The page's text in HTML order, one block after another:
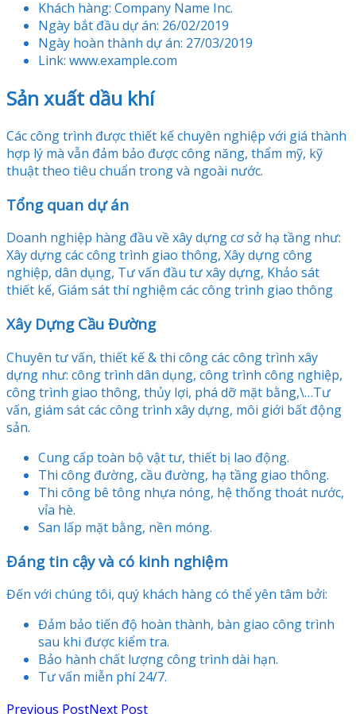
Khách hàng: Company Name Inc.
Ngày bắt đầu dự án: 26/02/2019
Ngày hoàn thành dự án: 27/03/2019
Link: www.example.com
Sản xuất dầu khí
Các công trình được thiết kế chuyên nghiệp với giá thành
hợp lý mà vẫn đảm bảo được công năng, thẩm mỹ, kỹ
thuật theo tiêu chuẩn trong và ngoài nước.
Tổng quan dự án
Doanh nghiệp hàng đầu về xây dựng cơ sở hạ tầng như:
Xây dựng các công trình giao thông, Xây dựng công
nghiệp, dân dụng, Tư vấn đầu tư xây dựng, Khảo sát
thiết kế, Giám sát thí nghiệm các công trình giao thông
Xây Dựng Cầu Đường
Chuyên tư vấn, thiết kế & thi công các công trình xây
dựng như: công trình dân dụng, công trình công nghiệp,
công trình giao thông, thủy lợi, phá dỡ mặt bằng,\…Tư
vấn, giám sát các công trình xây dựng, môi giới bất động
sản.
Cung cấp toàn bộ vật tư, thiết bị lao động.
Thi công đường, cầu đường, hạ tầng giao thông.
Thi công bê tông nhựa nóng, hệ thống thoát nước,
vỉa hè.
San lấp mặt bằng, nền móng.
Đáng tin cậy và có kinh nghiệm
Đến với chúng tôi, quý khách hàng có thể yên tâm bởi:
Đảm bảo tiến độ hoàn thành, bàn giao công trình
sau khi được kiểm tra.
Bảo hành chất lượng công trình dài hạn.
Tư vấn miễn phí 24/7.
Previous PostNext Post